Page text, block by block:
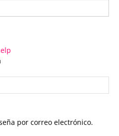
por correo electrónico.